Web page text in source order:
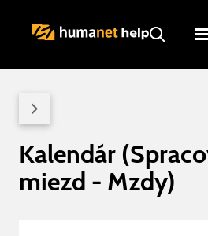
Kalendár
miezd - Mzdy)